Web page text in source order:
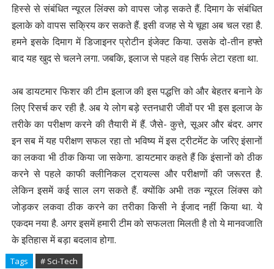
हिस्से से संबंधित न्यूरल लिंक्स को वापस जोड़ सकते हैं. दिमाग के संबंधित
इलाके को वापस सक्रिय कर सकते हैं. इसी वजह से ये चूहा अब चल रहा है.
हमने इसके दिमाग में डिजाइनर प्रोटीन इंजेक्ट किया. उसके दो-तीन हफ्ते
बाद यह खुद से चलने लगा. जबकि, इलाज से पहले वह सिर्फ लेटा रहता था.
अब डायटमार फिशर की टीम इलाज की इस पद्धत्ति को और बेहतर बनाने के
लिए रिसर्च कर रही है. अब ये लोग बड़े स्तनधारी जीवों पर भी इस इलाज के
तरीके का परीक्षण करने की तैयारी में हैं. जैसे- कुत्ते, सूअर और बंदर. अगर
इन सब में यह परीक्षण सफल रहा तो भविष्य में इस ट्रीटमेंट के जरिए इंसानों
का लकवा भी ठीक किया जा सकेगा. डायटमार कहते हैं कि इंसानों को ठीक
करने से पहले काफी क्लीनिकल ट्रायल्स और परीक्षणों की जरूरत है.
लेकिन इसमें कई साल लग सकते हैं. क्योंकि अभी तक न्यूरल लिंक्स को
जोड़कर लकवा ठीक करने का तरीका किसी ने ईजाद नहीं किया था. ये
एकदम नया है. अगर इसमें हमारी टीम को सफलता मिलती है तो ये मानवजाति
के इतिहास में बड़ा बदलाव होगा.
Tags # Sci-Tech